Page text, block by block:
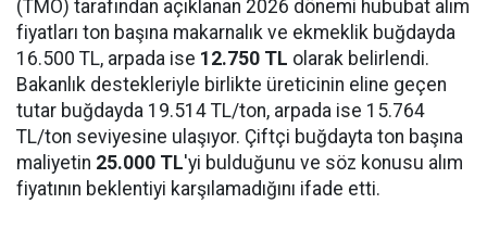
(TMO) tarafından açıklanan 2026 dönemi hububat alım
fiyatları ton başına makarnalık ve ekmeklik buğdayda
16.500 TL, arpada ise 12.750 TL olarak belirlendi.
Bakanlık destekleriyle birlikte üreticinin eline geçen
tutar buğdayda 19.514 TL/ton, arpada ise 15.764
TL/ton seviyesine ulaşıyor. Çiftçi buğdayta ton başına
maliyetin 25.000 TL'yi bulduğunu ve söz konusu alım
fiyatının beklentiyi karşılamadığını ifade etti.